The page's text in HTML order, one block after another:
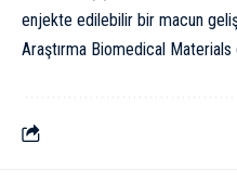
enjekte edilebilir bir macun
Araştırma Biomedical Materials